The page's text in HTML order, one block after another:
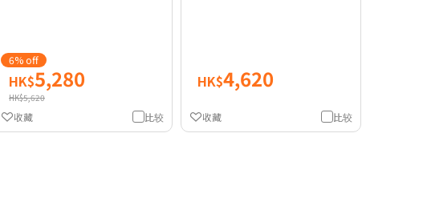
6% off
HK$5,280
HK$5,620
比较
收藏
HK$4,620
比较
收藏